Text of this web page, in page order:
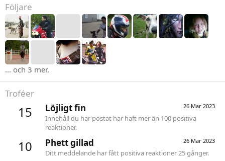
Följare
... och 3 mer.
Troféer
15 26 Mar 2023
Löjligt fin
Innehåll du har postat har haft mer än 100 positiva
reaktioner.
10 26 Mar 2023
Phett gillad
Ditt meddelande har fått positiva reaktioner 25 gånger.